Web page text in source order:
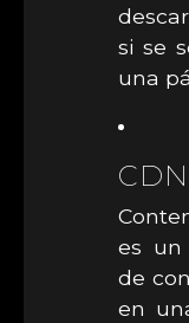
si se
una
CDN
es un
de
en